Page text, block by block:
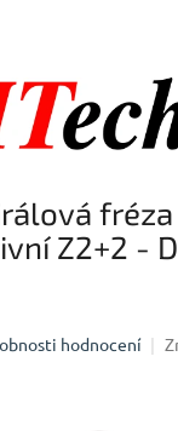
Z2+2 -
hodnocení